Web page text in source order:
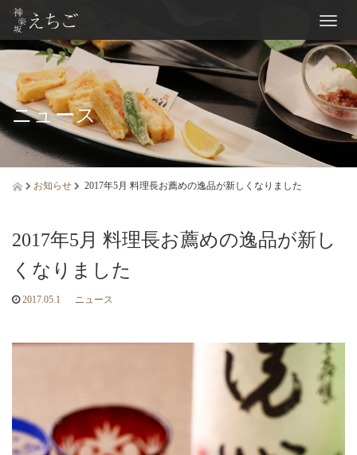
ニュース
お知らせ 2017年5月 料理長お薦めの逸品が新しくなりました
2017年5月 料理長お薦めの逸品が新し
くなりました
2017.05.1 ニュース